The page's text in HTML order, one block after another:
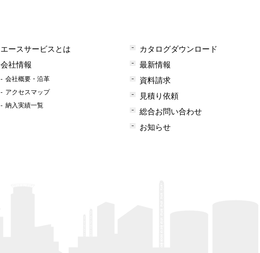
エースサービスとは
会社情報
会社概要・沿革
アクセスマップ
納入実績一覧
カタログダウンロード
最新情報
資料請求
見積り依頼
総合お問い合わせ
お知らせ